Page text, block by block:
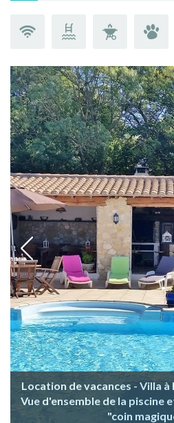
Location de vacances - Villa
Vue d'ensemble de la piscine
"coin